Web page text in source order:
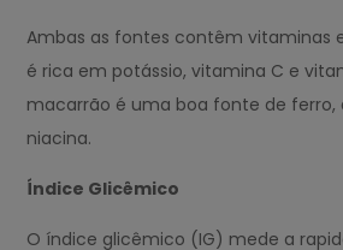
Ambas as fontes contêm vitaminas
é rica em potássio, vitamina C e
macarrão é uma boa fonte de ferro,
niacina.
Índice Glicêmico
O índice glicêmico (IG) mede a